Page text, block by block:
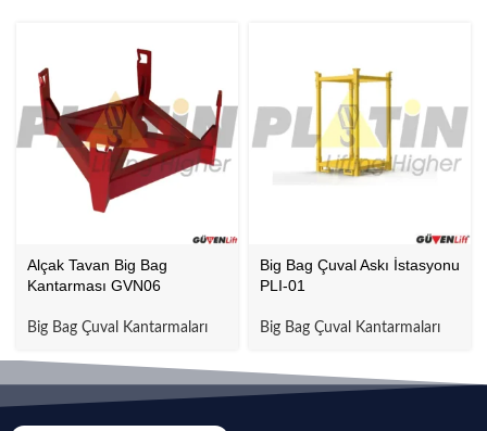
Alçak Tavan Big Bag
Kantarması GVN06
Big Bag Çuval Kantarmaları
Big Bag Çuval Askı İstasyonu
PLI-01
Big Bag Çuval Kantarmaları